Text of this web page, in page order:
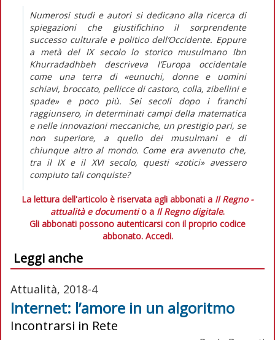
Numerosi studi e autori si dedicano alla ricerca di
spiegazioni che giustifichino il sorprendente
successo culturale e politico dell’Occidente. Eppure
a metà del IX secolo lo storico musulmano Ibn
Khurradadhbeh descriveva l’Europa occidentale
come una terra di «eunuchi, donne e uomini
schiavi, broccato, pellicce di castoro, colla, zibellini e
spade» e poco più. Sei secoli dopo i franchi
raggiunsero, in determinati campi della matematica
e nelle innovazioni meccaniche, un prestigio pari, se
non superiore, a quello dei musulmani e di
chiunque altro al mondo. Come era avvenuto che,
tra il IX e il XVI secolo, questi «zotici» avessero
compiuto tali conquiste?
La lettura dell'articolo è riservata agli abbonati a Il Regno -
attualità e documentio a Il Regno digitale.
Gli abbonati possono autenticarsi con il proprio codice
abbonato. Accedi.
Leggi anche
Attualità, 2018-4
Internet: l’amore in un algoritmo
Incontrarsi in Rete